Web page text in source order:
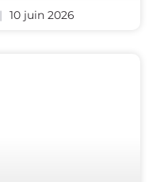
10 juin 2026